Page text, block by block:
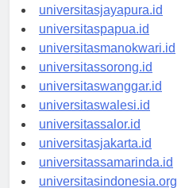
universitassofifi.id
universitasjayapura.id
universitaspapua.id
universitasmanokwari.id
universitassorong.id
universitaswanggar.id
universitaswalesi.id
universitassalor.id
universitasjakarta.id
universitassamarinda.id